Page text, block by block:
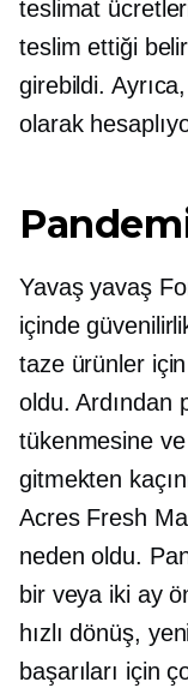
teslimat
teslim ettiği
girebildi.
olarak
Yavaş yavaş
içinde
taze ürünler
oldu. Ardından
tükenmesine
gitmekten
Acres Fresh
neden oldu.
bir veya iki ay
hızlı dönüş,
başarıları için